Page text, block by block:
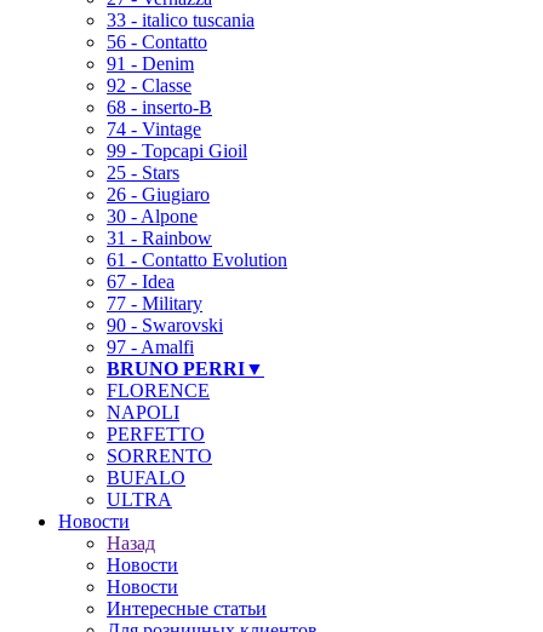
33 - italico tuscania
56 - Contatto
91 - Denim
92 - Classe
68 - inserto-B
74 - Vintage
99 - Topcapi Gioil
25 - Stars
26 - Giugiaro
30 - Alpone
31 - Rainbow
61 - Contatto Evolution
67 - Idea
77 - Military
90 - Swarovski
97 - Amalfi
BRUNO PERRI▼
FLORENCE
NAPOLI
PERFETTO
SORRENTO
BUFALO
ULTRA
Новости
Назад
Новости
Новости
Интересные статьи